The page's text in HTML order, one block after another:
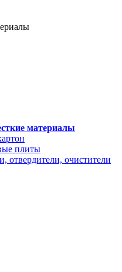
материалы
плиты
отвердители, очистители